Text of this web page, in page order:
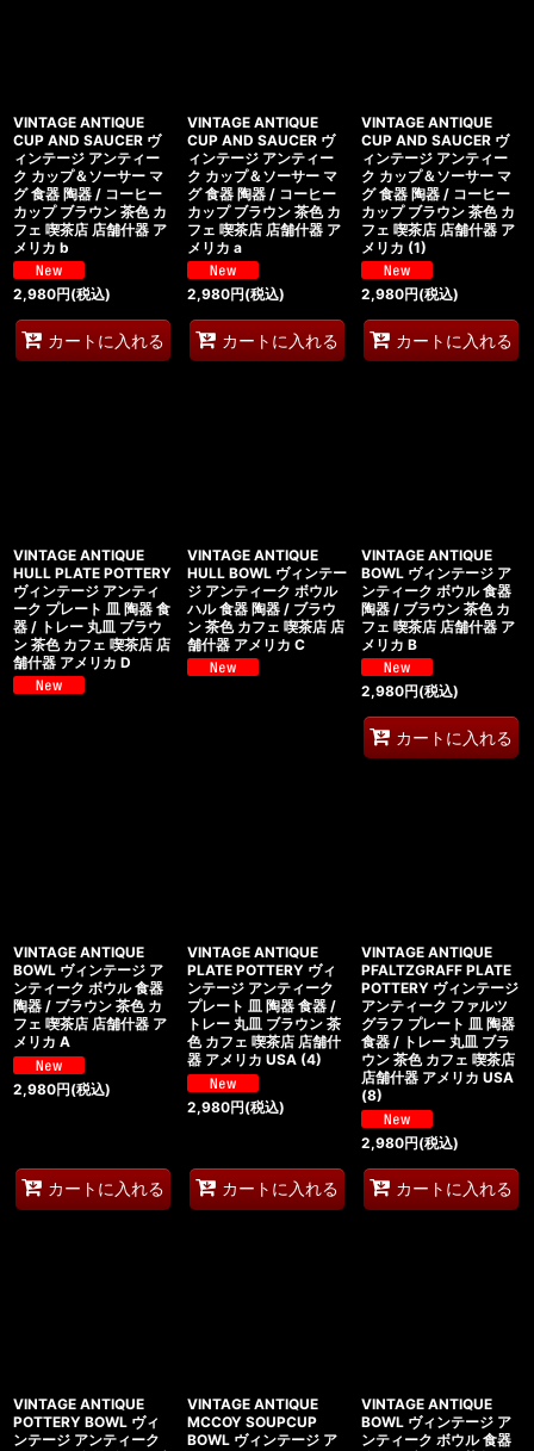
VINTAGE ANTIQUE
CUP AND SAUCER ヴ
ィンテージ アンティー
ク カップ＆ソーサー マ
グ 食器 陶器 / コーヒー
カップ ブラウン 茶色 カ
フェ 喫茶店 店舗什器 ア
メリカ b
2,980円(税込)
カートに入れる
VINTAGE ANTIQUE
CUP AND SAUCER ヴ
ィンテージ アンティー
ク カップ＆ソーサー マ
グ 食器 陶器 / コーヒー
カップ ブラウン 茶色 カ
フェ 喫茶店 店舗什器 ア
メリカ a
2,980円(税込)
カートに入れる
VINTAGE ANTIQUE
CUP AND SAUCER ヴ
ィンテージ アンティー
ク カップ＆ソーサー マ
グ 食器 陶器 / コーヒー
カップ ブラウン 茶色 カ
フェ 喫茶店 店舗什器 ア
メリカ (1)
2,980円(税込)
カートに入れる
VINTAGE ANTIQUE
HULL PLATE POTTERY
ヴィンテージ アンティ
ーク プレート 皿 陶器 食
器 / トレー 丸皿 ブラウ
ン 茶色 カフェ 喫茶店 店
舗什器 アメリカ D
VINTAGE ANTIQUE
HULL BOWL ヴィンテー
ジ アンティーク ボウル
ハル 食器 陶器 / ブラウ
ン 茶色 カフェ 喫茶店 店
舗什器 アメリカ C
VINTAGE ANTIQUE
BOWL ヴィンテージ ア
ンティーク ボウル 食器
陶器 / ブラウン 茶色 カ
フェ 喫茶店 店舗什器 ア
メリカ B
2,980円(税込)
カートに入れる
VINTAGE ANTIQUE
BOWL ヴィンテージ ア
ンティーク ボウル 食器
陶器 / ブラウン 茶色 カ
フェ 喫茶店 店舗什器 ア
メリカ A
2,980円(税込)
カートに入れる
VINTAGE ANTIQUE
PLATE POTTERY ヴィ
ンテージ アンティーク
プレート 皿 陶器 食器 /
トレー 丸皿 ブラウン 茶
色 カフェ 喫茶店 店舗什
器 アメリカ USA (4)
2,980円(税込)
カートに入れる
VINTAGE ANTIQUE
PFALTZGRAFF PLATE
POTTERY ヴィンテージ
アンティーク ファルツ
グラフ プレート 皿 陶器
食器 / トレー 丸皿 ブラ
ウン 茶色 カフェ 喫茶店
店舗什器 アメリカ USA
(8)
2,980円(税込)
カートに入れる
VINTAGE ANTIQUE
POTTERY BOWL ヴィ
ンテージ アンティーク
VINTAGE ANTIQUE
MCCOY SOUPCUP
BOWL ヴィンテージ ア
VINTAGE ANTIQUE
BOWL ヴィンテージ ア
ンティーク ボウル 食器